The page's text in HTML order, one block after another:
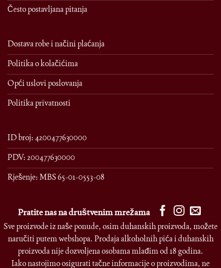
Često postavljana pitanja
Dostava robe i načini plaćanja
Politika o kolačićima
Opći uslovi poslovanja
Politika privatnosti
ID broj: 4200477630000
PDV: 200477630000
Rješenje: MBS 65-01-0553-08
Pratite nas na društvenim mrežama
Sve proizvode iz naše ponude, osim duhanskih proizvoda, možete
naručiti putem webshopa. Prodaja alkoholnih pića i duhanskih
proizvoda nije dozvoljena osobama mlađim od 18 godina.
Iako nastojimo osigurati tačne informacije o proizvodima, ne